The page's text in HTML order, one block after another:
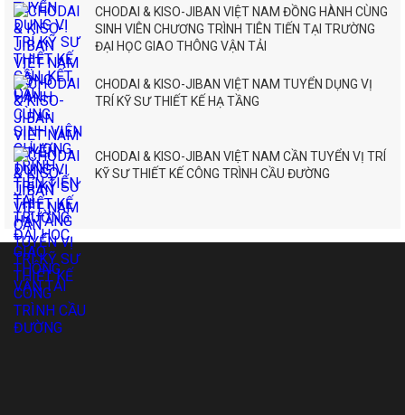
CHODAI & KISO-JIBAN VIỆT NAM ĐỒNG HÀNH CÙNG
SINH VIÊN CHƯƠNG TRÌNH TIÊN TIẾN TẠI TRƯỜNG
ĐẠI HỌC GIAO THÔNG VẬN TẢI
CHODAI & KISO-JIBAN VIỆT NAM TUYỂN DỤNG VỊ
TRÍ KỸ SƯ THIẾT KẾ HẠ TẦNG
CHODAI & KISO-JIBAN VIỆT NAM CẦN TUYỂN VỊ TRÍ
KỸ SƯ THIẾT KẾ CÔNG TRÌNH CẦU ĐƯỜNG